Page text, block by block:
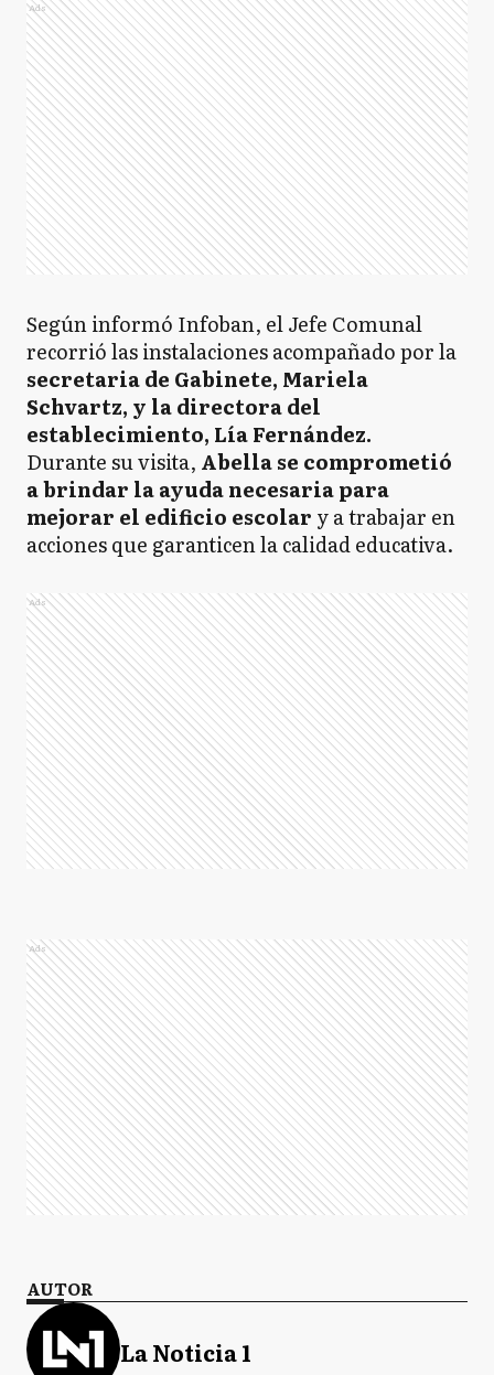
Ads
Según informó Infoban, el Jefe Comunal
recorrió las instalaciones acompañado por la
secretaria de Gabinete, Mariela
Schvartz, y la directora del
establecimiento, Lía Fernández.
Durante su visita, Abella se comprometió
a brindar la ayuda necesaria para
mejorar el edificio escolar y a trabajar en
acciones que garanticen la calidad educativa.
Ads
Ads
AUTOR
La Noticia 1